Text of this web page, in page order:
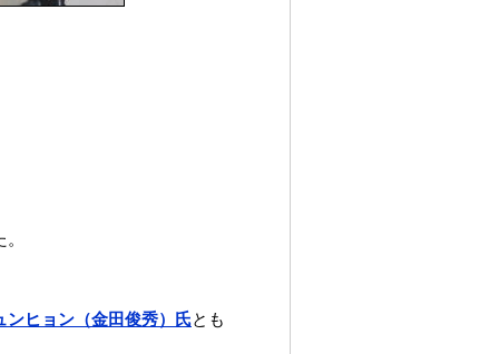
ンヒョン（金田俊秀）氏とも